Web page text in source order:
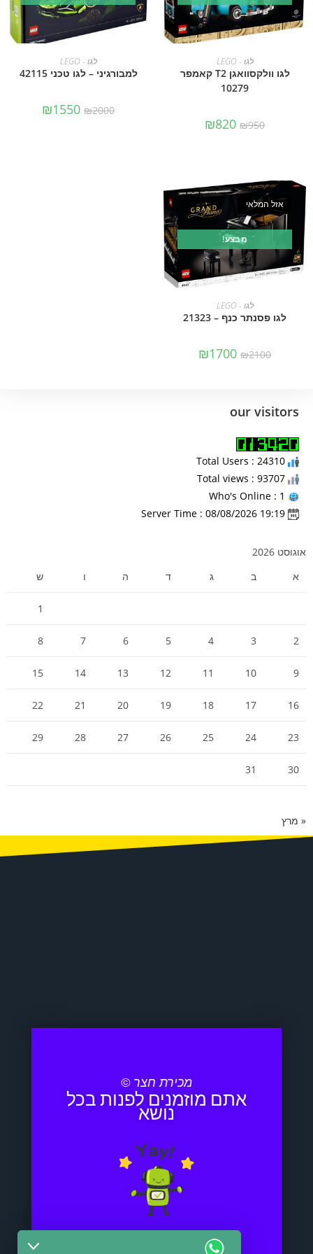
מידע נוסף
לגו - LEGO
לגו וולקסוואגן T2 קאמפר
10279
₪950
₪820
מידע נוסף
לגו - LEGO
למבורגיני – לגו טכני 42115
₪2000
₪1550
אזל המלאי
מבצע!
מידע נוסף
לגו - LEGO
לגו פסנתר כנף – 21323
₪2100
₪1700
our visitors
אוגוסט 2026
א
ב ג ד ה ו ש
1
2
3
4
5
6
7
8
9
10
11
12
13
14
15
16
17
18
19
20
21
22
23
24
25
26
27
28
29
30
31
« מרץ
מכירת חצר ©
אתם מוזמנים לפנות בכל
נושא